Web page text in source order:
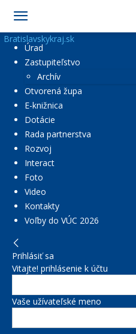
Bratislavskykraj.sk
Úrad
Zastupiteľstvo
Archív
Otvorená župa
E-knižnica
Dotácie
Rada partnerstva
Rozvoj
Interact
Foto
Video
Kontakty
Voľby do VÚC 2026
Prihlásiť sa
Vitajte! prihlásenie k účtu
Vaše užívateľské meno